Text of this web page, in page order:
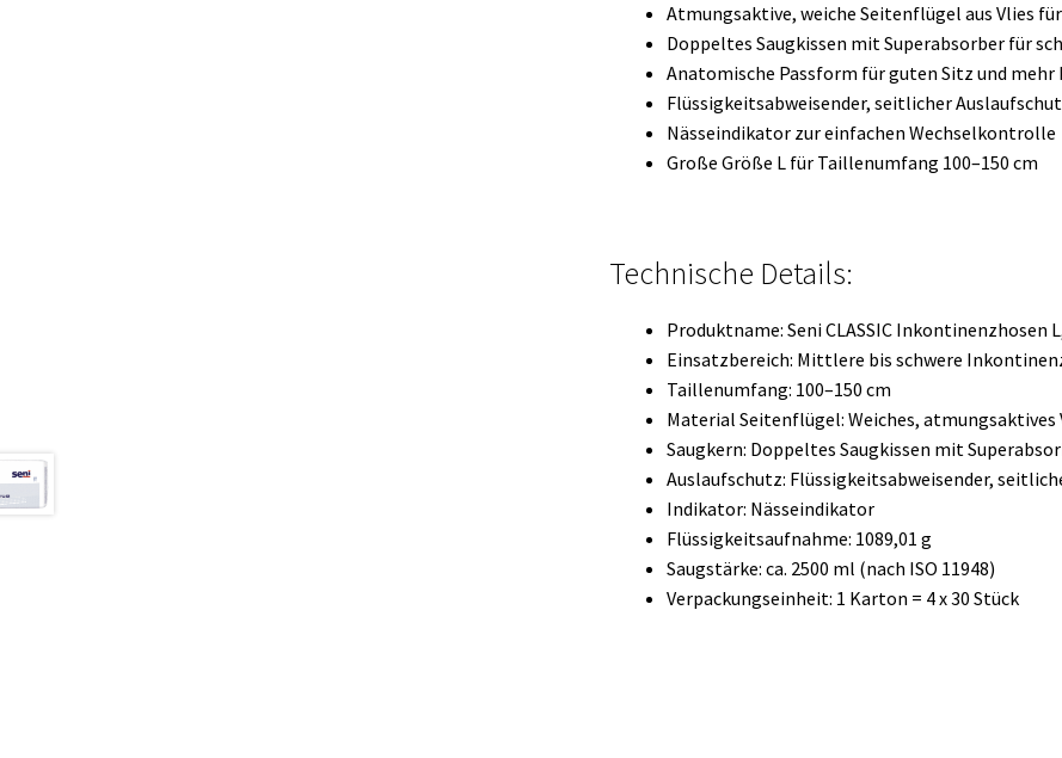
Atmungsaktive, weiche Seitenflügel aus Vlies
Doppeltes Saugkissen mit Superabsorber für
Anatomische Passform für guten Sitz und
Flüssigkeitsabweisender, seitlicher
Nässeindikator zur einfachen Wechselkontrolle
Große Größe L für Taillenumfang 100–150 cm
Technische Details:
Produktname: Seni CLASSIC Inkontinenzhosen
Einsatzbereich: Mittlere bis schwere
Taillenumfang: 100–150 cm
Material Seitenflügel: Weiches, atmungsaktives
Saugkern: Doppeltes Saugkissen mit
Auslaufschutz: Flüssigkeitsabweisender,
Indikator: Nässeindikator
Flüssigkeitsaufnahme: 1089,01 g
Saugstärke: ca. 2500 ml (nach ISO 11948)
Verpackungseinheit: 1 Karton = 4 x 30 Stück